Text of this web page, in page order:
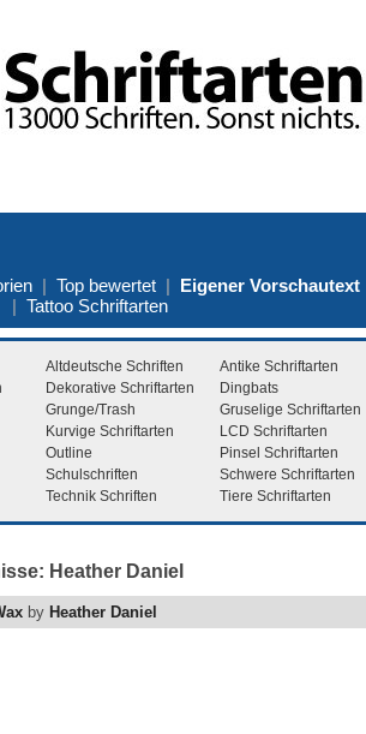
| Top bewertet | Eigener Vorschautext
| Tattoo Schriftarten
Altdeutsche Schriften
Antike Schriftarten
Dekorative Schriftarten
Dingbats
Grunge/Trash
Gruselige Schriftarten
Kurvige Schriftarten
LCD Schriftarten
Outline
Pinsel Schriftarten
Schulschriften
Schwere Schriftarten
Technik Schriften Tiere Schriftarten
Heather Daniel
by Heather Daniel